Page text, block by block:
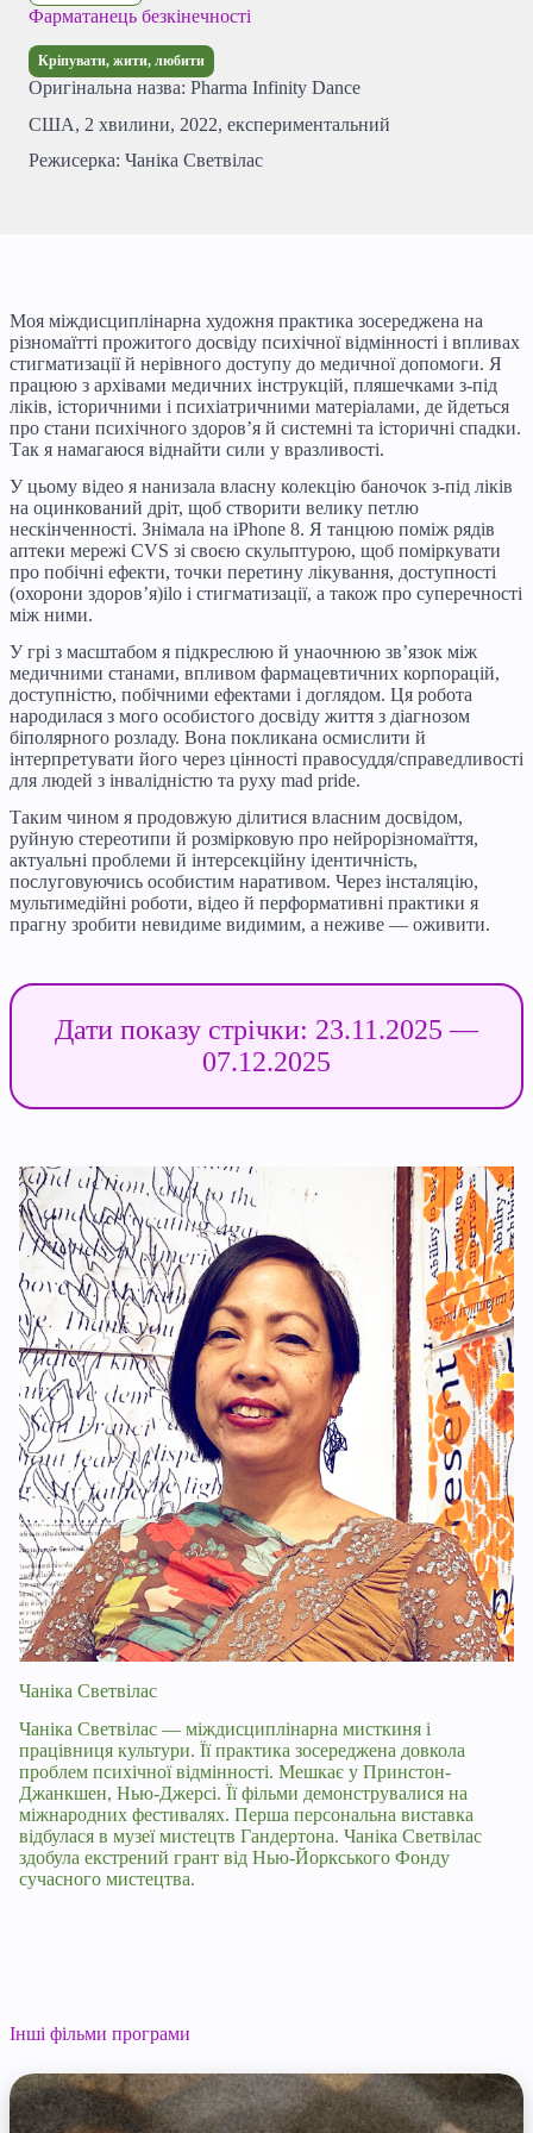
Фарматанець безкінечності
Кріпувати, жити, любити
Оригінальна назва: Pharma Infinity Dance
США, 2 хвилини, 2022, експериментальний
Режисерка: Чаніка Светвілас
Моя міждисциплінарна художня практика зосереджена на
різномаїтті прожитого досвіду психічної відмінності і впливах
стигматизації й нерівного доступу до медичної допомоги. Я
працюю з архівами медичних інструкцій, пляшечками з-під
ліків, історичними і психіатричними матеріалами, де йдеться
про стани психічного здоров’я й системні та історичні спадки.
Так я намагаюся віднайти сили у вразливості.
У цьому відео я нанизала власну колекцію баночок з-під ліків
на оцинкований дріт, щоб створити велику петлю
нескінченності. Знімала на iPhone 8. Я танцюю поміж рядів
аптеки мережі CVS зі своєю скульптурою, щоб поміркувати
про побічні ефекти, точки перетину лікування, доступності
(охорони здоров’я)ilo і стигматизації, а також про суперечності
між ними.
У грі з масштабом я підкреслюю й унаочнюю зв’язок між
медичними станами, впливом фармацевтичних корпорацій,
доступністю, побічними ефектами і доглядом. Ця робота
народилася з мого особистого досвіду життя з діагнозом
біполярного розладу. Вона покликана осмислити й
інтерпретувати його через цінності правосуддя/справедливості
для людей з інвалідністю та руху mad pride.
Таким чином я продовжую ділитися власним досвідом,
руйную стереотипи й розмірковую про нейрорізномаїття,
актуальні проблеми й інтерсекційну ідентичність,
послуговуючись особистим наративом. Через інсталяцію,
мультимедійні роботи, відео й перформативні практики я
прагну зробити невидиме видимим, а неживе — оживити.
Дати показу стрічки: 23.11.2025 —
07.12.2025
Чаніка Светвілас
Чаніка Светвілас — міждисциплінарна мисткиня і
працівниця культури. Її практика зосереджена довкола
проблем психічної відмінності. Мешкає у Принстон-
Джанкшен, Нью-Джерсі. Її фільми демонструвалися на
міжнародних фестивалях. Перша персональна виставка
відбулася в музеї мистецтв Гандертона. Чаніка Светвілас
здобула екстрений грант від Нью-Йоркського Фонду
сучасного мистецтва.
Інші фільми програми